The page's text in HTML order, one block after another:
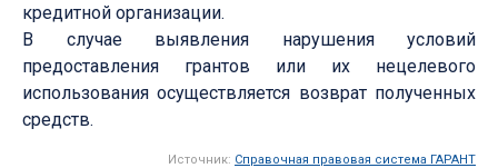
кредитной организации.
В случае выявления нарушения условий
предоставления грантов или их нецелевого
использования осуществляется возврат полученных
средств.
Источник: Справочная правовая система ГАРАНТ